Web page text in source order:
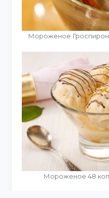
Мороженое
Мороженое 48